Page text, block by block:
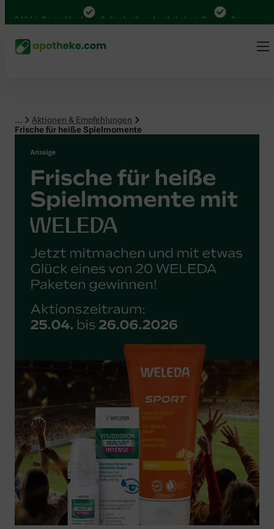
in Deutschland Online bei Ihrer Apotheke bestellen Bequem
...
Aktionen & Empfehlungen
Frische für heiße Spielmomente